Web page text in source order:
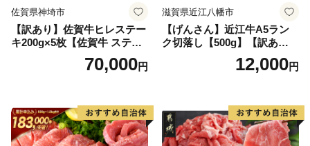
佐賀県神埼市
【訳あり】佐賀牛ヒレステー
キ200g×5枚【佐賀牛 ステー
キ ブランド肉 ヒレ肉 フィレ
肉 ジューシー ヘルシー】(H0
70,000円
滋賀県近江八幡市
【げんさん】近江牛A5ラン
ク切落し【500g】【訳あり】
12,000円